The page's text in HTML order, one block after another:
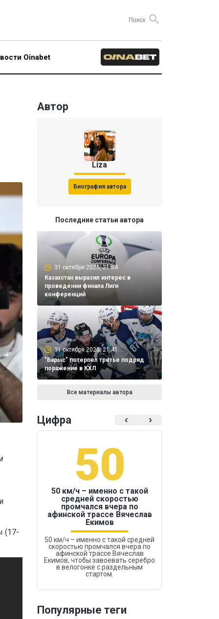
Oinabet
(17-
Автор
Liza
Биография автора
Последние статьи автора
31 октября 2025, 21:54
Казахстан выразил интерес в
проведении финала Лиги
конференций
31 октября 2025, 21:41
"Барыс" потерпел третье подряд
поражение в КХЛ
Все материалы автора
Цифра
50
50 км/ч – именно с такой
средней скоростью
промчался вчера по
афинской трассе Вячеслав
Екимов
50 км/ч – именно с такой средней
скоростью промчался вчера по
афинской трассе Вячеслав
Екимов, чтобы завоевать серебро
в велогонке с раздельным
стартом.
Популярные теги